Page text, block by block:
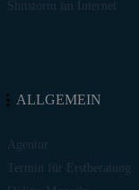
Shitstorm im Internet
ALLGEMEIN
Agentur
Termin für Erstberatung